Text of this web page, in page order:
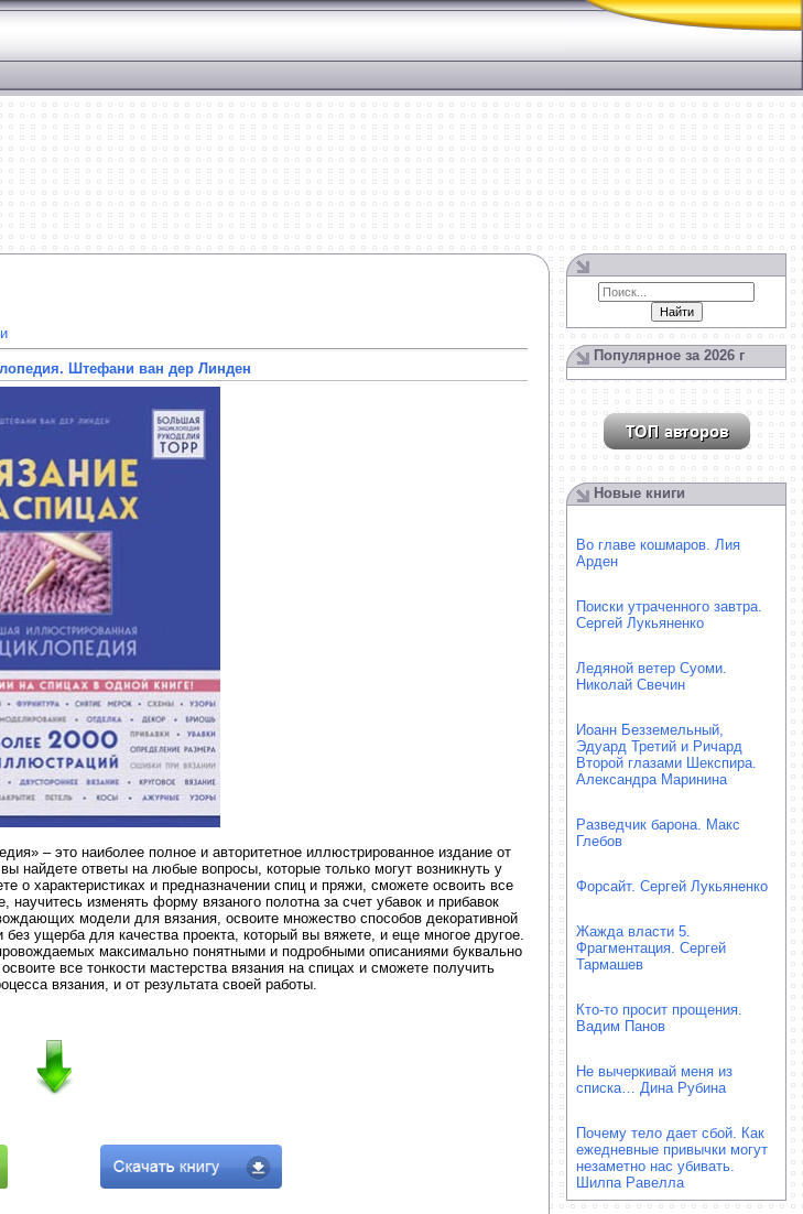
Штефани ван дер Линден
– это наиболее полное и авторитетное иллюстрированное издание от
найдете ответы на любые вопросы, которые только могут возникнуть у
о характеристиках и предназначении спиц и пряжи, сможете освоить все
изменять форму вязаного полотна за счет убавок и прибавок
модели для вязания, освоите множество способов декоративной
ущерба для качества проекта, который вы вяжете, и еще многое другое.
максимально понятными и подробными описаниями буквально
все тонкости мастерства вязания на спицах и сможете получить
вязания, и от результата своей работы.
Популярное за 2026 г
Новые книги
Во главе кошмаров. Лия
Арден
Поиски утраченного завтра.
Сергей Лукьяненко
Ледяной ветер Суоми.
Николай Свечин
Иоанн Безземельный,
Эдуард Третий и Ричард
Второй глазами Шекспира.
Александра Маринина
Разведчик барона. Макс
Глебов
Форсайт. Сергей Лукьяненко
Жажда власти 5.
Фрагментация. Сергей
Тармашев
Кто-то просит прощения.
Вадим Панов
Не вычеркивай меня из
списка… Дина Рубина
Почему тело дает сбой. Как
ежедневные привычки могут
незаметно нас убивать.
Шилпа Равелла